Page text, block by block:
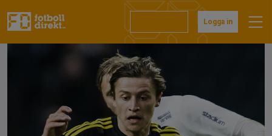
till
Logga in